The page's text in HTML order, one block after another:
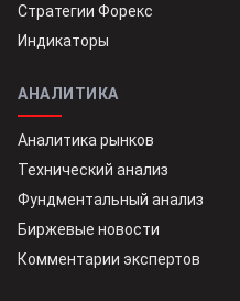
Стратегии Форекс
Индикаторы
АНАЛИТИКА
Аналитика рынков
Технический анализ
Фундментальный анализ
Биржевые новости
Комментарии экспертов